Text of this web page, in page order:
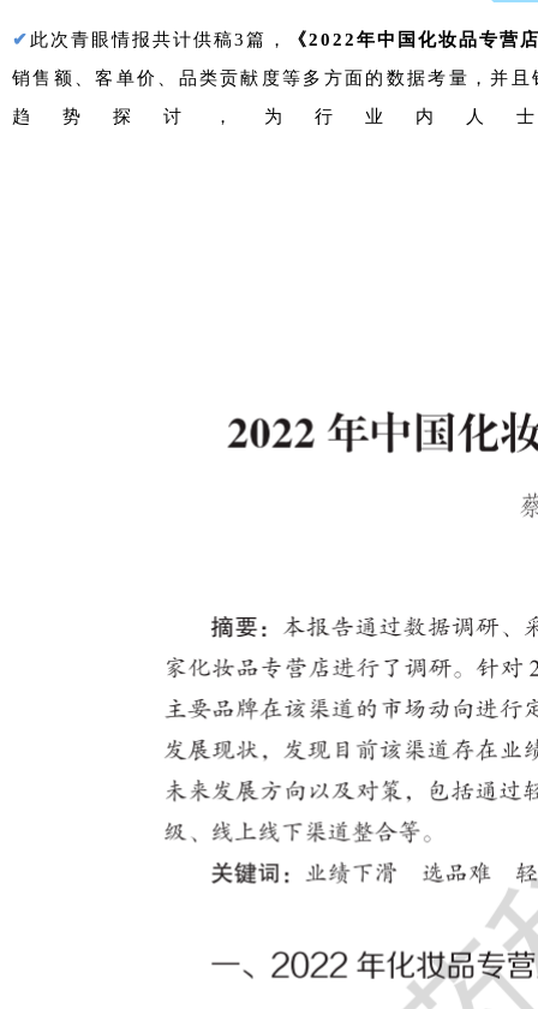
✔ 此次青眼情报共计供稿3篇，
《2022年中国化妆品专营
销售额、客单价、品类贡献度等多方面的数据考量，并
趋势探讨，为行业内人